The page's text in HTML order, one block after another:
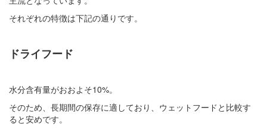
それぞれの特徴は下記の通りです。
ドライフード
水分含有量がおおよそ10%。
そのため、長期間の保存に適しており、ウェットフードと比較す
ると安めです。